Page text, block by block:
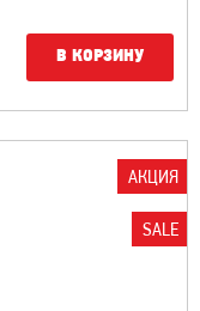
В КОРЗИНУ
АКЦИЯ
SALE